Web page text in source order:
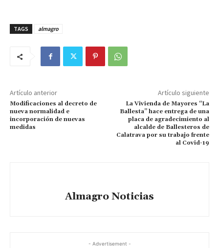
TAGS almagro
Artículo anterior
Modificaciones al decreto de
nueva normalidad e
incorporación de nuevas
medidas
Artículo siguiente
La Vivienda de Mayores “La
Ballesta” hace entrega de una
placa de agradecimiento al
alcalde de Ballesteros de
Calatrava por su trabajo frente
al Covid-19
Almagro Noticias
- Advertisement -